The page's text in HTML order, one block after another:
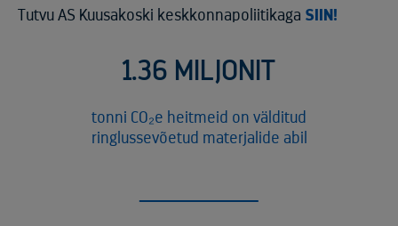
Tutvu AS Kuusakoski keskkonnapoliitikaga SIIN!
1.36 MILJONIT
tonni CO₂e heitmeid on välditud
ringlussevõetud materjalide abil